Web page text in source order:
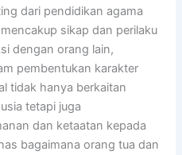
dari pendidikan agama
sikap dan perilaku
dengan orang lain,
pembentukan karakter
tidak hanya berkaitan
tetapi juga
dan ketaatan kepada
bagaimana orang tua dan